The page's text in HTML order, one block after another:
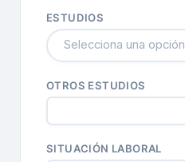
ESTUDIOS
Selecciona una opción
OTROS ESTUDIOS
SITUACIÓN LABORAL